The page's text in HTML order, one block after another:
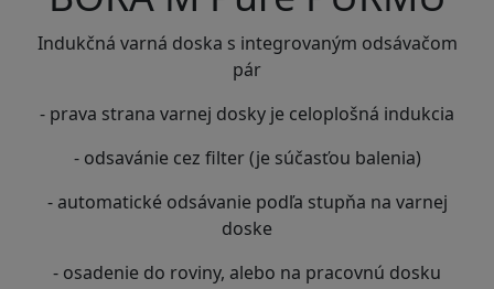
Indukčná varná doska s integrovaným odsávačom
pár
- prava strana varnej dosky je celoplošná indukcia
- odsavánie cez filter (je súčasťou balenia)
- automatické odsávanie podľa stupňa na varnej
doske
- osadenie do roviny, alebo na pracovnú dosku